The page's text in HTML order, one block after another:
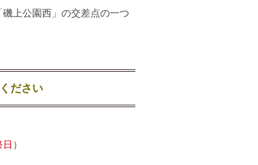
上公園西」の交差点の一つ
ださい
）